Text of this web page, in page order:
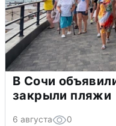
В Сочи
закрыли пляжи
6 августа 0